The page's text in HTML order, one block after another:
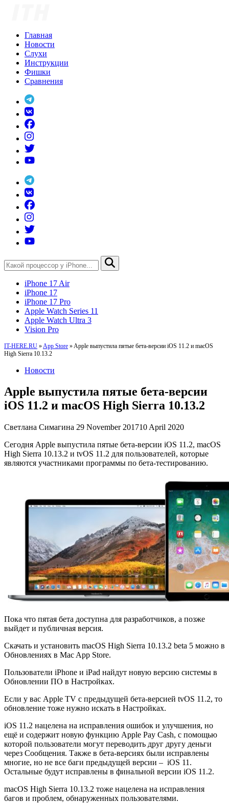
Главная
Новости
Слухи
Инструкции
Фишки
Сравнения
iPhone 17 Air
iPhone 17
iPhone 17 Pro
Apple Watch Series 11
Apple Watch Ultra 3
Vision Pro
IT-HERE.RU » App Store » Apple выпустила пятые бета-версии iOS 11.2 и macOS
High Sierra 10.13.2
Новости
Apple выпустила пятые бета-версии
iOS 11.2 и macOS High Sierra 10.13.2
Светлана Симагина 29 November 201710 April 2020
Сегодня Apple выпустила пятые бета-версии iOS 11.2, macOS
High Sierra 10.13.2 и tvOS 11.2 для пользователей, которые
являются участниками программы по бета-тестированию.
Пока что пятая бета доступна для разработчиков, а позже
выйдет и публичная версия.
Скачать и установить macOS High Sierra 10.13.2 beta 5 можно в
Обновлениях в Mac App Store.
Пользователи iPhone и iPad найдут новую версию системы в
Обновлении ПО в Настройках.
Если у вас Apple TV с предыдущей бета-версией tvOS 11.2, то
обновление тоже нужно искать в Настройках.
iOS 11.2 нацелена на исправления ошибок и улучшения, но
ещё и содержит новую функцию Apple Pay Cash, с помощью
которой пользователи могут переводить друг другу деньги
через Сообщения. Также в бета-версиях были исправлены
многие, но не все баги предыдущей версии – iOS 11.
Остальные будут исправлены в финальной версии iOS 11.2.
macOS High Sierra 10.13.2 тоже нацелена на исправления
багов и проблем, обнаруженных пользователями.